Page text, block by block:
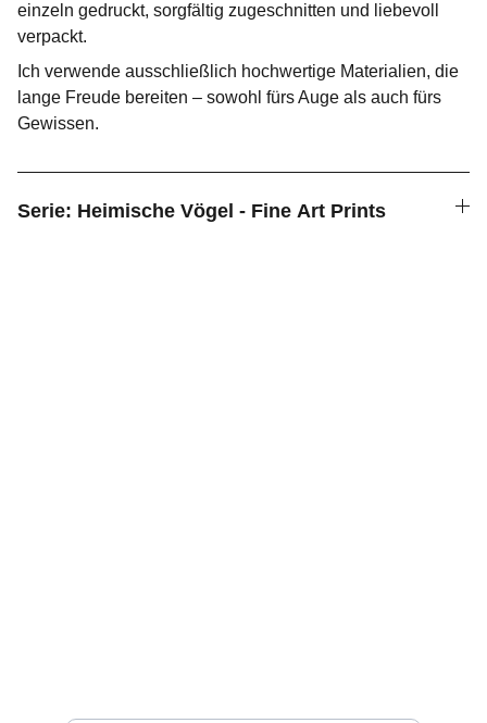
einzeln gedruckt, sorgfältig zugeschnitten und liebevoll
verpackt.
Ich verwende ausschließlich hochwertige Materialien, die
lange Freude bereiten – sowohl fürs Auge als auch fürs
Gewissen.
Serie: Heimische Vögel - Fine Art Prints